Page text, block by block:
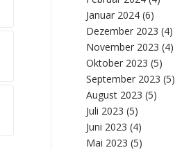
Januar 2024 (6)
Dezember 2023 (4)
November 2023 (4)
Oktober 2023 (5)
September 2023 (5)
August 2023 (5)
Juli 2023 (5)
Juni 2023 (4)
Mai 2023 (5)